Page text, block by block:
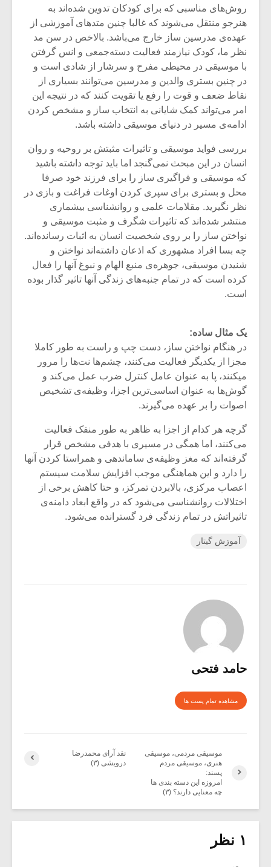
روش‌های مناسبی که برای کودکان تدوین شده‌اند به
هنرجو منتقل می‌شوند که غالبا چنین متد‌های آموزشی از
عهده‌ی مدرسین ساز خارج می‌باشد. بالاخص در سن مد
نظر ما، کودک نیازمند فعالیت دسته‌جمعی و انس گرفتن
با موسیقی در محیطی مفرح و سرشار از شادی است و
در چنین بستری والدین و مدرسین می‌توانند بسیاری از
نقاط ضعف و قوت را رفع یا تقویت کنند که در نتیجه این
امر می‌تواند کمک شایانی به انتخاب ساز و مشخص کردن
ادامه‌ی مسیر در دنیای موسیقی داشته باشد.
بررسی فواید موسیقی و تاثیرات مثبتش بر روحیه و روان
انسان در این مبحث نمی‌گنجد اما باید توجه داشته باشید
که موسیقی و فراگیری ساز را برای فرزند خود صرفا
محل و بستری برای سپری کردن اوغات فراغت و بازی در
نظر نگیرید. مقلامات علمی و روانشناسی بیشماری
منتشر شده‌اند که تاثیرات شگرف و مثبت موسیقی و
نواختن ساز را بر روی شخصیت انسان به اثبات رسانده‌اند.
چه بسا افراد مشهوری که اذعان داشته‌اند نواختن و
شنیدن موسیقی، جوهره‌ی منبع الهام و نبوغ آنها را فعال
کرده است که در تمام جنبه‌های زندگی آنها تاثیر گذار بوده
است.
یک مثال ساده:‌
در هنگام نواختن ساز، دست چپ و راست به طور کاملا
مجزا از یکدیگر فعالیت می‌کنند، چشم‌ها نت‌ها را مرور
میکنند، پا‌ به عنوان عامل کنترل ضرب عمل می‌کند و
گوش‌ها به عنوان اساسی‌ترین اجزا، وظیفه‌ی تشخیص
اصوات را بر عهده می‌گیرند.
گرچه هر کدام از اجزا به ظاهر به طور منفک فعالیت
می‌کنند، اما همگی در مسیری با هدفی مشخص قرار
گرفته‌اند که مغز وظیفه‌ی ساماندهی و همراستا کردن آنها
را دارد و این هماهنگی موجب افزایش سلامت سیستم
اعصاب مرکزی، بالابردن تمرکز، و حتا کاهش برخی از
اختلالات روانشناسی می‌شود که در واقع ابعاد دامنه‌ی
تاثیراتش در تمام زندگی فرد گسترانده می‌شود.
آموزش گیتار
حامد فتحی
مشاهده تمام پست ها
نقد آرای محمدرضا
درویشی (۳)
موسیقی مردمی، موسیقی
هنری، موسیقی مردم
پسند:
امروزه این دسته بندی ها
چه معنایی دارند؟ (۳)
۱ نظر
یادداشتی بر موسیقی
متن فیلم «متری
شیش و نیم»
اگر نمی توانی
مشهورترین باشی،
بدنام ترین باش
دوره
موسیقی
موسیقی
برگزار
موسیقی